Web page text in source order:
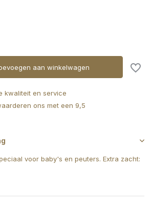
aan winkelwagen
kwaliteit en service
ons met een 9,5
voor baby's en peuters. Extra zacht: